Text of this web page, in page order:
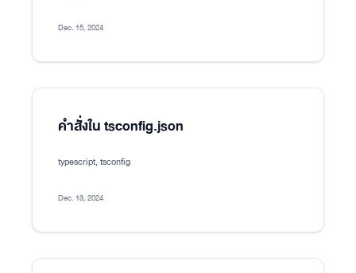
Dec. 15, 2024
คำสั่งใน tsconfig.json
typescript, tsconfig
Dec. 13, 2024